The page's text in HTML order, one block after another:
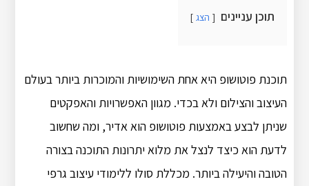
תוכן עניינים הצג
תוכנת פוטושופ היא אחת השימושיות והמוכרות ביותר בעולם
העיצוב והצילום ולא בכדי. מגוון האפשרויות והאפקטים
שניתן לבצע באמצעות פוטושופ הוא אדיר, ומה שחשוב
לדעת הוא כיצד לנצל את מלוא יתרונות התוכנה בצורה
הטובה והיעילה ביותר. מכללת סולו ללימודי עיצוב גרפי